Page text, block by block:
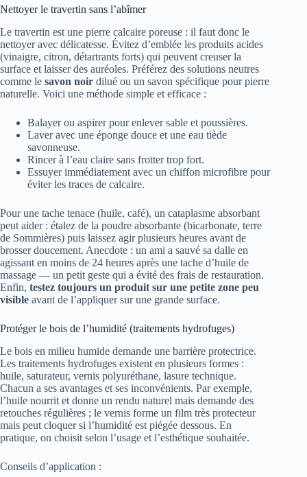
Nettoyer le travertin sans l’abîmer
Le travertin est une pierre calcaire poreuse : il faut donc le
nettoyer avec délicatesse. Évitez d’emblée les produits acides
(vinaigre, citron, détartrants forts) qui peuvent creuser la
surface et laisser des auréoles. Préférez des solutions neutres
comme le savon noir dilué ou un savon spécifique pour pierre
naturelle. Voici une méthode simple et efficace :
Balayer ou aspirer pour enlever sable et poussières.
Laver avec une éponge douce et une eau tiède
savonneuse.
Rincer à l’eau claire sans frotter trop fort.
Essuyer immédiatement avec un chiffon microfibre pour
éviter les traces de calcaire.
Pour une tache tenace (huile, café), un cataplasme absorbant
peut aider : étalez de la poudre absorbante (bicarbonate, terre
de Sommières) puis laissez agir plusieurs heures avant de
brosser doucement. Anecdote : un ami a sauvé sa dalle en
agissant en moins de 24 heures après une tache d’huile de
massage — un petit geste qui a évité des frais de restauration.
Enfin, testez toujours un produit sur une petite zone peu
visible avant de l’appliquer sur une grande surface.
Protéger le bois de l’humidité (traitements hydrofuges)
Le bois en milieu humide demande une barrière protectrice.
Les traitements hydrofuges existent en plusieurs formes :
huile, saturateur, vernis polyuréthane, lasure technique.
Chacun a ses avantages et ses inconvénients. Par exemple,
l’huile nourrit et donne un rendu naturel mais demande des
retouches régulières ; le vernis forme un film très protecteur
mais peut cloquer si l’humidité est piégée dessous. En
pratique, on choisit selon l’usage et l’esthétique souhaitée.
Conseils d’application :